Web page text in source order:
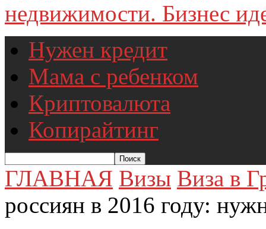
недвижимости. Бизнес
Нужен кредит
Мама с ребенком
Криптовалюта
Копирайтинг
ГЛАВНАЯ Визы Виза в
россиян в 2016 году: